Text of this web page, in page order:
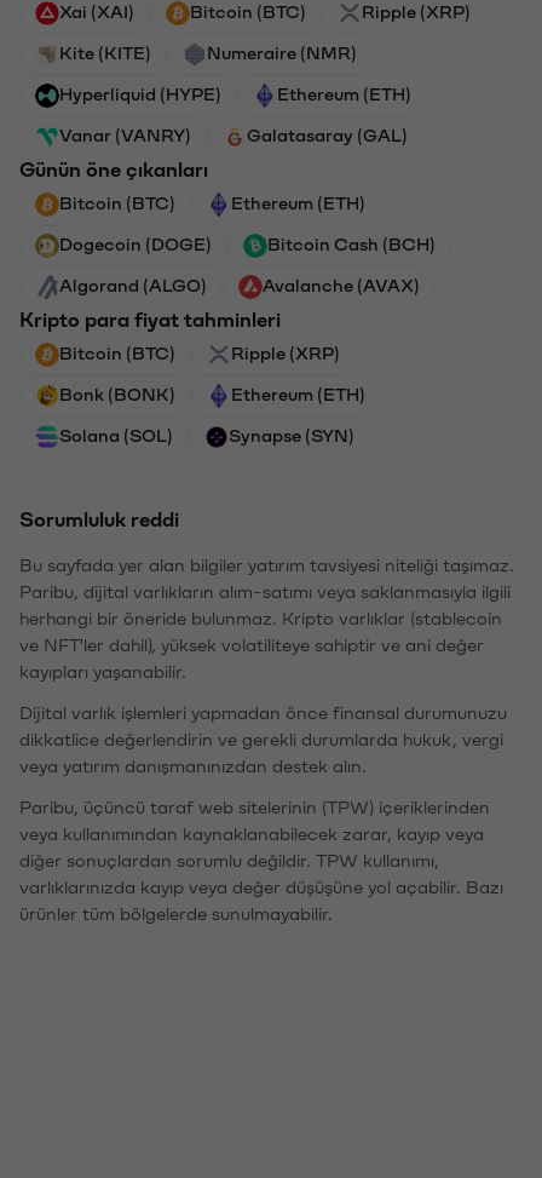
Xai (XAI) Bitcoin (BTC) Ripple (XRP)
Kite (KITE) Numeraire (NMR)
Hyperliquid (HYPE) Ethereum (ETH)
Vanar (VANRY) Galatasaray (GAL)
Günün öne çıkanları
Bitcoin (BTC) Ethereum (ETH)
Dogecoin (DOGE) Bitcoin Cash (BCH)
Algorand (ALGO) Avalanche (AVAX)
Kripto para fiyat tahminleri
Bitcoin (BTC) Ripple (XRP)
Bonk (BONK) Ethereum (ETH)
Solana (SOL) Synapse (SYN)
Sorumluluk reddi
Bu sayfada yer alan bilgiler yatırım tavsiyesi niteliği taşımaz.
Paribu, dijital varlıkların alım-satımı veya saklanmasıyla ilgili
herhangi bir öneride bulunmaz. Kripto varlıklar (stablecoin
ve NFT'ler dahil), yüksek volatiliteye sahiptir ve ani değer
kayıpları yaşanabilir.
Dijital varlık işlemleri yapmadan önce finansal durumunuzu
dikkatlice değerlendirin ve gerekli durumlarda hukuk, vergi
veya yatırım danışmanınızdan destek alın.
Paribu, üçüncü taraf web sitelerinin (TPW) içeriklerinden
veya kullanımından kaynaklanabilecek zarar, kayıp veya
diğer sonuçlardan sorumlu değildir. TPW kullanımı,
varlıklarınızda kayıp veya değer düşüşüne yol açabilir. Bazı
ürünler tüm bölgelerde sunulmayabilir.